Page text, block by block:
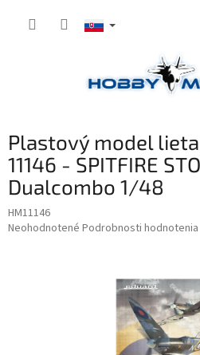
Plastový model
11146 - SPITFIRE
Dualcombo 1/48
HM11146
Priemerné
Neohodnotené Podrobnosti hodnotenia